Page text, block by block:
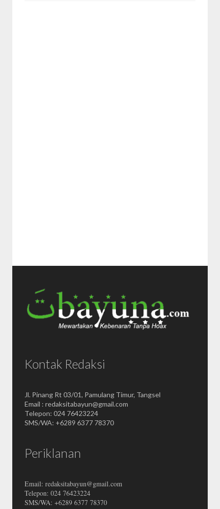
Kontak Redaksi
Jl. Pinang Rt 03/01, Pamulang Timur, Tangsel
Email : redaksitabayun@gmail.com
Telepon: 024 76423224
SMS/WA: +6289 6377 78370
Periklanan
Email: redaksitabayun@gmail.com
Telepon: 024 76423224
SMS/WA: +6289 6377 78370